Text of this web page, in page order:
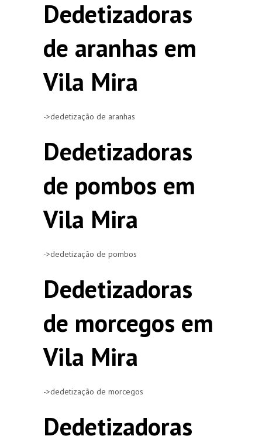
Dedetizadoras
de aranhas em
Vila Mira
->dedetização de aranhas
Dedetizadoras
de pombos em
Vila Mira
->dedetização de pombos
Dedetizadoras
de morcegos em
Vila Mira
->dedetização de morcegos
Dedetizadoras